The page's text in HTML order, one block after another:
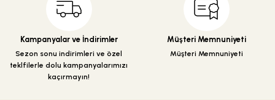
480,00 TL %30
336,00 TL
Kampanyalar ve İndirimler
Sezon sonu indirimleri ve özel
teklfilerle dolu kampanyalarımızı
kaçırmayın!
Müşteri Memnuniyeti
Müşteri Memnuniyeti